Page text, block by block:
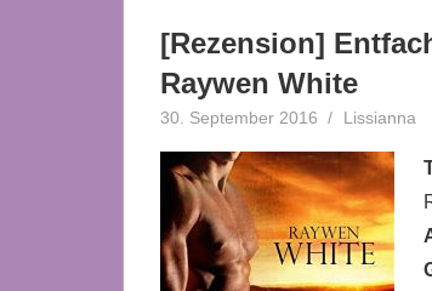
[Rezension]
Raywen White
30. September 2016 Lissianna